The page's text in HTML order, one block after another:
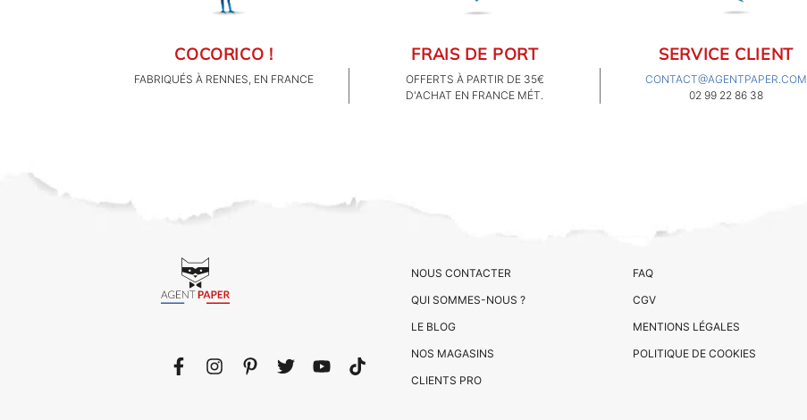
COCORICO !
FABRIQUÉS À RENNES, EN FRANCE
FRAIS DE PORT
OFFERTS À PARTIR DE 35€
D'ACHAT EN FRANCE MÉT.
SERVICE CLIENT
CONTACT@AGENTPAPER.COM
02 99 22 86 38
NOUS CONTACTER
QUI SOMMES-NOUS ?
LE BLOG
NOS MAGASINS
CLIENTS PRO
FAQ
CGV
MENTIONS LÉGALES
POLITIQUE DE COOKIES